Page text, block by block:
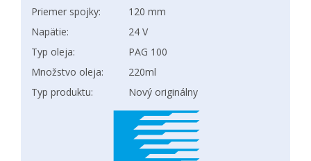
Priemer spojky:
120 mm
Napätie:
24 V
Typ oleja:
PAG 100
Množstvo oleja:
220ml
Typ produktu:
Nový originálny